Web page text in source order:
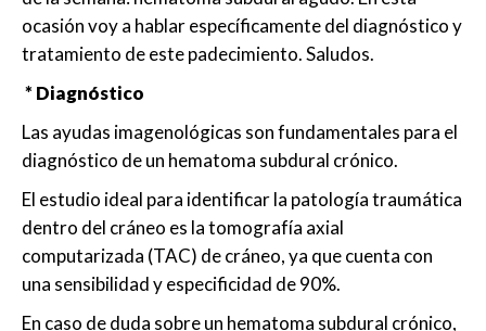
ocasión voy a hablar específicamente del diagnóstico y
tratamiento de este padecimiento. Saludos.
* Diagnóstico
Las ayudas imagenológicas son fundamentales para el
diagnóstico de un hematoma subdural crónico.
El estudio ideal para identificar la patología traumática
dentro del cráneo es la tomografía axial
computarizada (TAC) de cráneo, ya que cuenta con
una sensibilidad y especificidad de 90%.
En caso de duda sobre un hematoma subdural crónico,